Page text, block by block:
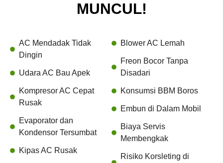
MUNCUL!
AC Mendadak Tidak
Dingin
Udara AC Bau Apek
Kompresor AC Cepat
Rusak
Evaporator dan
Kondensor Tersumbat
Kipas AC Rusak
Blower AC Lemah
Freon Bocor Tanpa
Disadari
Konsumsi BBM Boros
Embun di Dalam Mobil
Biaya Servis
Membengkak
Risiko Korsleting di